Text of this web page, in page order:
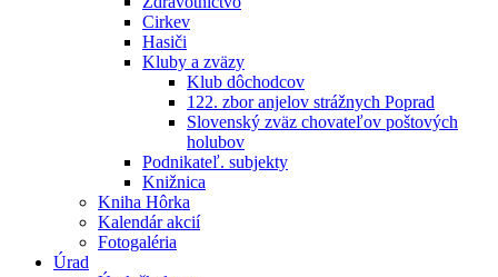
Cirkev
Hasiči
Kluby a zväzy
Klub dôchodcov
122. zbor anjelov strážnych Poprad
Slovenský zväz chovateľov poštových
holubov
Podnikateľ. subjekty
Knižnica
Kniha Hôrka
Kalendár akcií
Fotogaléria
Úrad